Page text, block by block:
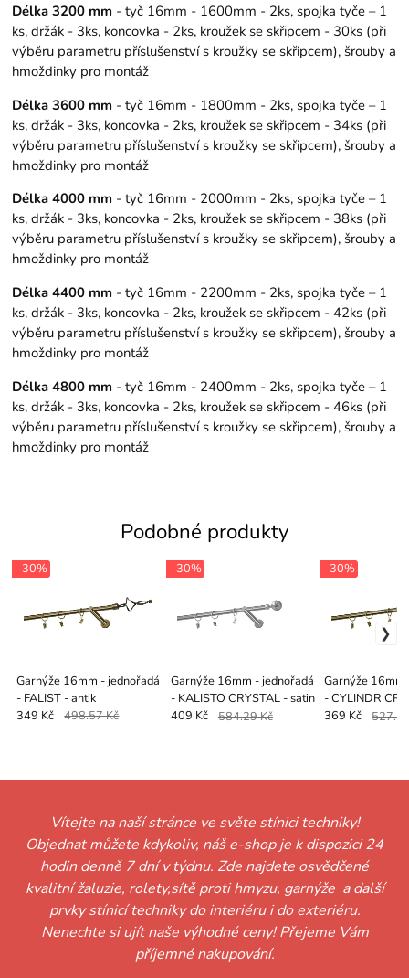
Délka 3200 mm - tyč 16mm - 1600mm - 2ks, spojka tyče – 1
ks, držák - 3ks, koncovka - 2ks, kroužek se skřipcem - 30ks (při
výběru parametru příslušenství s kroužky se skřipcem), šrouby a
hmoždinky pro montáž
Délka 3600 mm - tyč 16mm - 1800mm - 2ks, spojka tyče – 1
ks, držák - 3ks, koncovka - 2ks, kroužek se skřipcem - 34ks (při
výběru parametru příslušenství s kroužky se skřipcem), šrouby a
hmoždinky pro montáž
Délka 4000 mm - tyč 16mm - 2000mm - 2ks, spojka tyče – 1
ks, držák - 3ks, koncovka - 2ks, kroužek se skřipcem - 38ks (při
výběru parametru příslušenství s kroužky se skřipcem), šrouby a
hmoždinky pro montáž
Délka 4400 mm - tyč 16mm - 2200mm - 2ks, spojka tyče – 1
ks, držák - 3ks, koncovka - 2ks, kroužek se skřipcem - 42ks (při
výběru parametru příslušenství s kroužky se skřipcem), šrouby a
hmoždinky pro montáž
Délka 4800 mm - tyč 16mm - 2400mm - 2ks, spojka tyče – 1
ks, držák - 3ks, koncovka - 2ks, kroužek se skřipcem - 46ks (při
výběru parametru příslušenství s kroužky se skřipcem), šrouby a
hmoždinky pro montáž
Podobné produkty
Garnýže 16mm - jednořadá
- FALIST - antik
- 30%
349 Kč 498.57 Kč
Garnýže 16mm - jednořadá
- KALISTO CRYSTAL - satin
- 30%
409 Kč 584.29 Kč
Garnýže 16mm
- CYLINDR
antik
- 30%
369 Kč
Vítejte na naší stránce ve světe stínici techniky!
Objednat můžete kdykoliv, náš e-shop je k dispozici 24
hodin denně 7 dní v týdnu. Zde najdete osvědčené
kvalitní žaluzie, rolety,sítě proti hmyzu, garnýže a další
prvky stínicí techniky do interiéru i do exteriéru.
Nenechte si ujít naše výhodné ceny! Přejeme Vám
příjemné nakupování.